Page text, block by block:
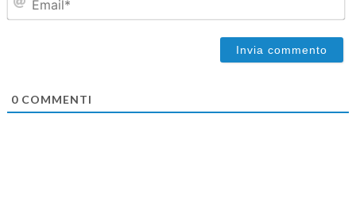
0COMMENTI